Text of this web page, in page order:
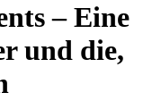
– Eine
und die,